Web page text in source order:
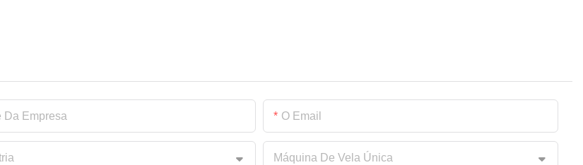
Da Empresa O Email
Máquina De Vela Única